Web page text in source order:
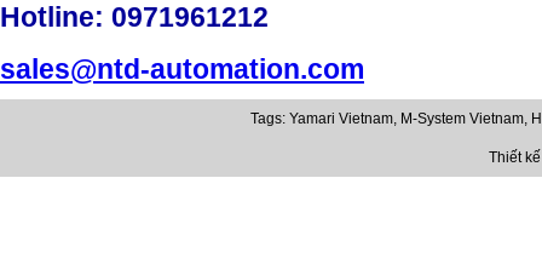
Hotline: 0971961212
sales@ntd-automation.com
Tags: Yamari Vietnam, M-System Vietnam,
Thiết